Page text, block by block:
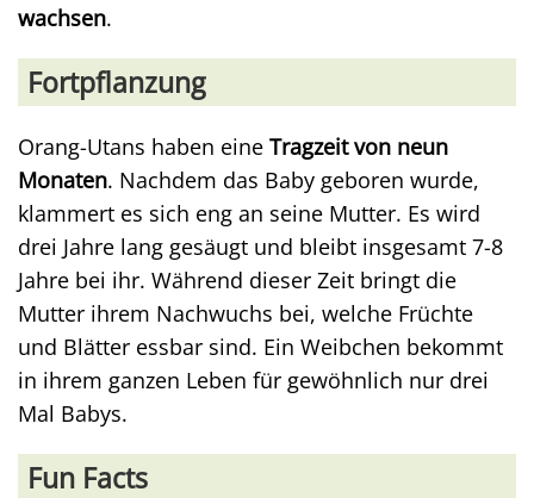
wachsen.
Fortpflanzung
Orang-Utans haben eine Tragzeit von neun
Monaten. Nachdem das Baby geboren wurde,
klammert es sich eng an seine Mutter. Es wird
drei Jahre lang gesäugt und bleibt insgesamt 7-8
Jahre bei ihr. Während dieser Zeit bringt die
Mutter ihrem Nachwuchs bei, welche Früchte
und Blätter essbar sind. Ein Weibchen bekommt
in ihrem ganzen Leben für gewöhnlich nur drei
Mal Babys.
Fun Facts